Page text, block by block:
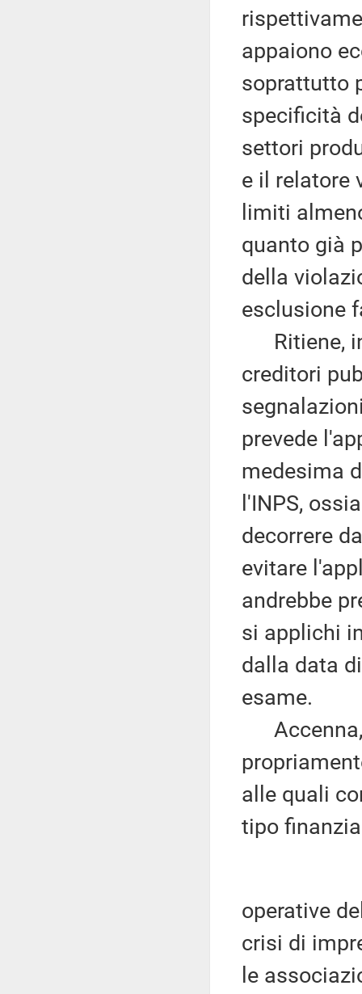
appaiono
soprattutto
specificità
settori
e il relatore
limiti
quanto già
della
esclusione
Ritiene,
creditori
prevede
medesima
l'INPS,
decorrere
evitare
andrebbe
si applichi
dalla data
esame.
Accenna,
alle quali
tipo
operative
crisi di
le